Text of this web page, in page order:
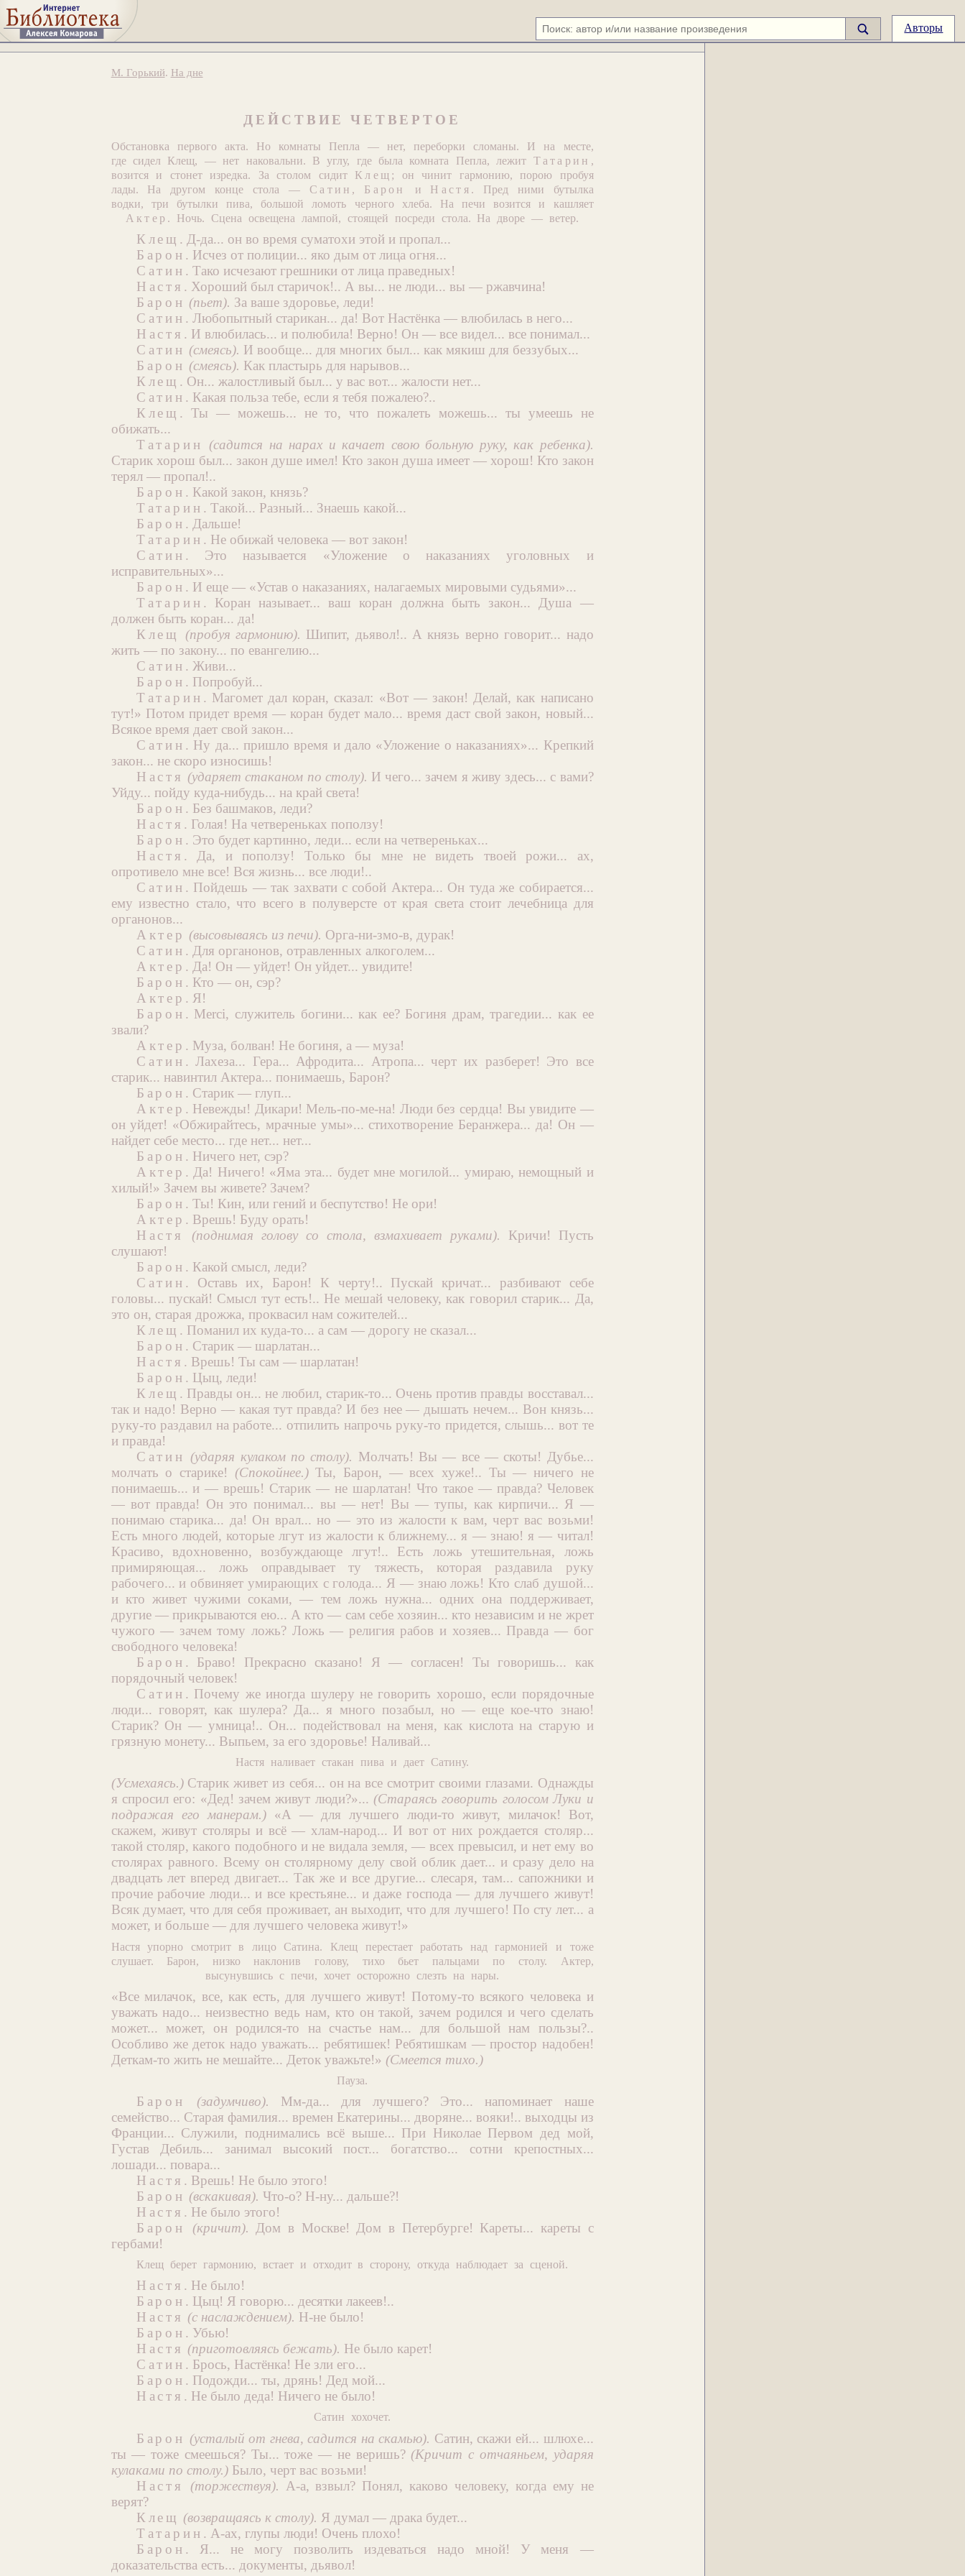
Авторы
М. Горький. На дне
ДЕЙСТВИЕ ЧЕТВЕРТОЕ
Обстановка первого акта. Но комнаты Пепла — нет, переборки сломаны. И на месте,
где сидел Клещ, — нет наковальни. В углу, где была комната Пепла, лежит Татарин ,
возится и стонет изредка. За столом сидит Клещ ; он чинит гармонию, порою пробуя
лады. На другом конце стола — Сатин , Барон и Настя . Пред ними бутылка
водки, три бутылки пива, большой ломоть черного хлеба. На печи возится и кашляет
Актер . Ночь. Сцена освещена лампой, стоящей посреди стола. На дворе — ветер.
Клещ . Д-да... он во время суматохи этой и пропал...
Барон . Исчез от полиции... яко дым от лица огня...
Сатин . Тако исчезают грешники от лица праведных!
Настя . Хороший был старичок!.. А вы... не люди... вы — ржавчина!
Барон (пьет). За ваше здоровье, леди!
Сатин . Любопытный старикан... да! Вот Настёнка — влюбилась в него...
Настя . И влюбилась... и полюбила! Верно! Он — все видел... все понимал...
Сатин (смеясь). И вообще... для многих был... как мякиш для беззубых...
Барон (смеясь). Как пластырь для нарывов...
Клещ . Он... жалостливый был... у вас вот... жалости нет...
Сатин . Какая польза тебе, если я тебя пожалею?..
Клещ . Ты — можешь... не то, что пожалеть можешь... ты умеешь не
обижать...
Татарин
(садится на нарах и качает свою больную руку, как ребенка).
Старик хорош был... закон душе имел! Кто закон душа имеет — хорош! Кто закон
терял — пропал!..
Барон . Какой закон, князь?
Татарин . Такой... Разный... Знаешь какой...
Барон . Дальше!
Татарин . Не обижай человека — вот закон!
Сатин . Это называется «Уложение о наказаниях уголовных и
исправительных»...
Барон . И еще — «Устав о наказаниях, налагаемых мировыми судьями»...
Татарин . Коран называет... ваш коран должна быть закон... Душа —
должен быть коран... да!
Клещ
(пробуя гармонию). Шипит, дьявол!.. А князь верно говорит... надо
жить — по закону... по евангелию...
Сатин . Живи...
Барон . Попробуй...
Татарин . Магомет дал коран, сказал: «Вот — закон! Делай, как написано
тут!» Потом придет время — коран будет мало... время даст свой закон, новый...
Всякое время дает свой закон...
Сатин . Ну да... пришло время и дало «Уложение о наказаниях»... Крепкий
закон... не скоро износишь!
Настя (ударяет стаканом по столу). И чего... зачем я живу здесь... с вами?
Уйду... пойду куда-нибудь... на край света!
Барон . Без башмаков, леди?
Настя . Голая! На четвереньках поползу!
Барон . Это будет картинно, леди... если на четвереньках...
Настя . Да, и поползу! Только бы мне не видеть твоей рожи... ах,
опротивело мне все! Вся жизнь... все люди!..
Сатин . Пойдешь — так захвати с собой Актера... Он туда же собирается...
ему известно стало, что всего в полуверсте от края света стоит лечебница для
органонов...
Актер (высовываясь из печи). Орга-ни-змо-в, дурак!
Сатин . Для органонов, отравленных алкоголем...
Актер . Да! Он — уйдет! Он уйдет... увидите!
Барон . Кто — он, сэр?
Актер . Я!
Барон . Merci, служитель богини... как ее? Богиня драм, трагедии... как ее
звали?
Актер . Муза, болван! Не богиня, а — муза!
Сатин . Лахеза... Гера... Афродита... Атропа... черт их разберет! Это все
старик... навинтил Актера... понимаешь, Барон?
Барон . Старик — глуп...
Актер . Невежды! Дикари! Мель-по-ме-на! Люди без сердца! Вы увидите —
он уйдет! «Обжирайтесь, мрачные умы»... стихотворение Беранжера... да! Он —
найдет себе место... где нет... нет...
Барон . Ничего нет, сэр?
Актер . Да! Ничего! «Яма эта... будет мне могилой... умираю, немощный и
хилый!» Зачем вы живете? Зачем?
Барон . Ты! Кин, или гений и беспутство! Не ори!
Актер . Врешь! Буду орать!
Настя
(поднимая голову со стола, взмахивает руками). Кричи! Пусть
слушают!
Барон . Какой смысл, леди?
Сатин . Оставь их, Барон! К черту!.. Пускай кричат... разбивают себе
головы... пускай! Смысл тут есть!.. Не мешай человеку, как говорил старик... Да,
это он, старая дрожжа, проквасил нам сожителей...
Клещ . Поманил их куда-то... а сам — дорогу не сказал...
Барон . Старик — шарлатан...
Настя . Врешь! Ты сам — шарлатан!
Барон . Цыц, леди!
Клещ . Правды он... не любил, старик-то... Очень против правды восставал...
так и надо! Верно — какая тут правда? И без нее — дышать нечем... Вон князь...
руку-то раздавил на работе... отпилить напрочь руку-то придется, слышь... вот те
и правда!
Сатин (ударяя кулаком по столу). Молчать! Вы — все — скоты! Дубье...
молчать о старике! (Спокойнее.)Ты, Барон, — всех хуже!.. Ты — ничего не
понимаешь... и — врешь! Старик — не шарлатан! Что такое — правда? Человек
— вот правда! Он это понимал... вы — нет! Вы — тупы, как кирпичи... Я —
понимаю старика... да! Он врал... но — это из жалости к вам, черт вас возьми!
Есть много людей, которые лгут из жалости к ближнему... я — знаю! я — читал!
Красиво, вдохновенно, возбуждающе лгут!.. Есть ложь утешительная, ложь
примиряющая... ложь оправдывает ту тяжесть, которая раздавила руку
рабочего... и обвиняет умирающих с голода... Я — знаю ложь! Кто слаб душой...
и кто живет чужими соками, — тем ложь нужна... одних она поддерживает,
другие — прикрываются ею... А кто — сам себе хозяин... кто независим и не жрет
чужого — зачем тому ложь? Ложь — религия рабов и хозяев... Правда — бог
свободного человека!
Барон . Браво! Прекрасно сказано! Я — согласен! Ты говоришь... как
порядочный человек!
Сатин . Почему же иногда шулеру не говорить хорошо, если порядочные
люди... говорят, как шулера? Да... я много позабыл, но — еще кое-что знаю!
Старик? Он — умница!.. Он... подействовал на меня, как кислота на старую и
грязную монету... Выпьем, за его здоровье! Наливай...
Настя наливает стакан пива и дает Сатину.
(Усмехаясь.)Старик живет из себя... он на все смотрит своими глазами. Однажды
я спросил его: «Дед! зачем живут люди?»... (Стараясь говорить голосом Луки и
подражая его манерам.)«А — для лучшего люди-то живут, милачок! Вот,
скажем, живут столяры и всё — хлам-народ... И вот от них рождается столяр...
такой столяр, какого подобного и не видала земля, — всех превысил, и нет ему во
столярах равного. Всему он столярному делу свой облик дает... и сразу дело на
двадцать лет вперед двигает... Так же и все другие... слесаря, там... сапожники и
прочие рабочие люди... и все крестьяне... и даже господа — для лучшего живут!
Всяк думает, что для себя проживает, ан выходит, что для лучшего! По сту лет... а
может, и больше — для лучшего человека живут!»
Настя упорно смотрит в лицо Сатина. Клещ перестает работать над гармонией и тоже
слушает. Барон, низко наклонив голову, тихо бьет пальцами по столу. Актер,
высунувшись с печи, хочет осторожно слезть на нары.
«Все милачок, все, как есть, для лучшего живут! Потому-то всякого человека и
уважать надо... неизвестно ведь нам, кто он такой, зачем родился и чего сделать
может... может, он родился-то на счастье нам... для большой нам пользы?..
Особливо же деток надо уважать... ребятишек! Ребятишкам — простор надобен!
Деткам-то жить не мешайте... Деток уважьте!» (Смеется тихо.)
Пауза.
Барон (задумчиво). Мм-да... для лучшего? Это... напоминает наше
семейство... Старая фамилия... времен Екатерины... дворяне... вояки!.. выходцы из
Франции... Служили, поднимались всё выше... При Николае Первом дед мой,
Густав Дебиль... занимал высокий пост... богатство... сотни крепостных...
лошади... повара...
Настя . Врешь! Не было этого!
Барон (вскакивая). Что-о? Н-ну... дальше?!
Настя . Не было этого!
Барон
(кричит). Дом в Москве! Дом в Петербурге! Кареты... кареты с
гербами!
Клещ берет гармонию, встает и отходит в сторону, откуда наблюдает за сценой.
Настя . Не было!
Барон . Цыц! Я говорю... десятки лакеев!..
Настя (с наслаждением). Н-не было!
Барон . Убью!
Настя (приготовляясь бежать). Не было карет!
Сатин . Брось, Настёнка! Не зли его...
Барон . Подожди... ты, дрянь! Дед мой...
Настя . Не было деда! Ничего не было!
Сатин хохочет.
Барон (усталый от гнева, садится на скамью). Сатин, скажи ей... шлюхе...
ты — тоже смеешься? Ты... тоже — не веришь? (Кричит с отчаяньем, ударяя
кулаками по столу.)Было, черт вас возьми!
Настя
(торжествуя). А-а, взвыл? Понял, каково человеку, когда ему не
верят?
Клещ (возвращаясь к столу). Я думал — драка будет...
Татарин . А-ах, глупы люди! Очень плохо!
Барон . Я... не могу позволить издеваться надо мной! У меня —
доказательства есть... документы, дьявол!